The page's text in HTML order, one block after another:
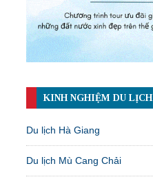
KINH NGHIỆM DU LỊCH
Du lịch Hà Giang
Du lịch Mù Cang Chải